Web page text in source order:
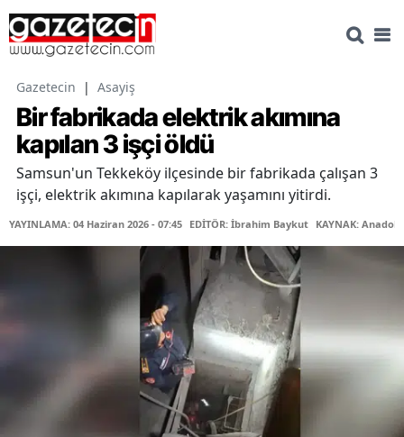
Gazetecin | Asayiş
Bir fabrikada elektrik akımına
kapılan 3 işçi öldü
Samsun'un Tekkeköy ilçesinde bir fabrikada çalışan 3
işçi, elektrik akımına kapılarak yaşamını yitirdi.
YAYINLAMA: 04 Haziran 2026 - 07:45 EDİTÖR: İbrahim Baykut KAYNAK: